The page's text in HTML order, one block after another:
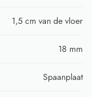
1,5 cm van de vloer
18 mm
Spaanplaat